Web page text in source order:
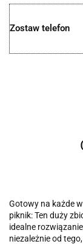
Zostaw telefon
Gotowy na każde
piknik: Ten duży
idealne
niezależnie od